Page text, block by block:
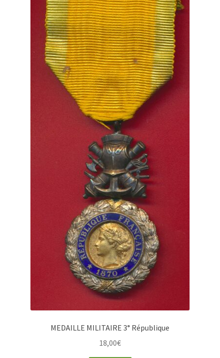
MEDAILLE MILITAIRE 3° République
18,00€